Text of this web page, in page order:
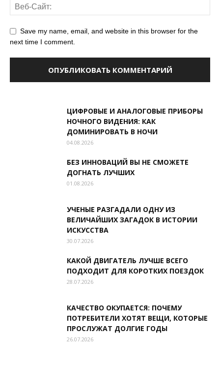
Save my name, email, and website in this browser for the
next time I comment.
ЦИФРОВЫЕ И АНАЛОГОВЫЕ ПРИБОРЫ
НОЧНОГО ВИДЕНИЯ: КАК
ДОМИНИРОВАТЬ В НОЧИ
04.08.2026
БЕЗ ИННОВАЦИЙ ВЫ НЕ СМОЖЕТЕ
ДОГНАТЬ ЛУЧШИХ
01.08.2026
УЧЕНЫЕ РАЗГАДАЛИ ОДНУ ИЗ
ВЕЛИЧАЙШИХ ЗАГАДОК В ИСТОРИИ
ИСКУССТВА
30.07.2026
КАКОЙ ДВИГАТЕЛЬ ЛУЧШЕ ВСЕГО
ПОДХОДИТ ДЛЯ КОРОТКИХ ПОЕЗДОК
28.07.2026
КАЧЕСТВО ОКУПАЕТСЯ: ПОЧЕМУ
ПОТРЕБИТЕЛИ ХОТЯТ ВЕЩИ, КОТОРЫЕ
ПРОСЛУЖАТ ДОЛГИЕ ГОДЫ
26.07.2026